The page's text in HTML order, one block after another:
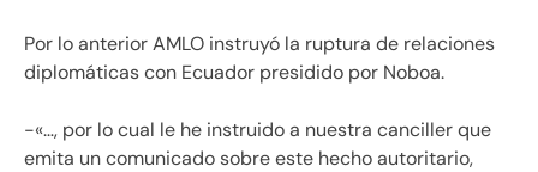
Por lo anterior AMLO instruyó la ruptura de relaciones
diplomáticas con Ecuador presidido por Noboa.
-«…, por lo cual le he instruido a nuestra canciller que
emita un comunicado sobre este hecho autoritario,